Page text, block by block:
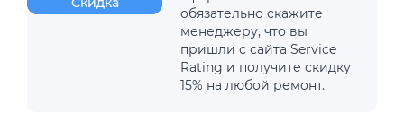
обязательно скажите
менеджеру, что вы
пришли с сайта Service
Rating и получите скидку
15% на любой ремонт.